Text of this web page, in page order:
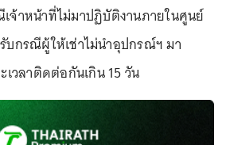
จ้าหน้าที่ไม่มาปฏิบัติงานภายในศูนย์
รับกรณีผู้ให้เช่าไม่นำอุปกรณ์ฯ มา
เวลาติดต่อกันเกิน 15 วัน